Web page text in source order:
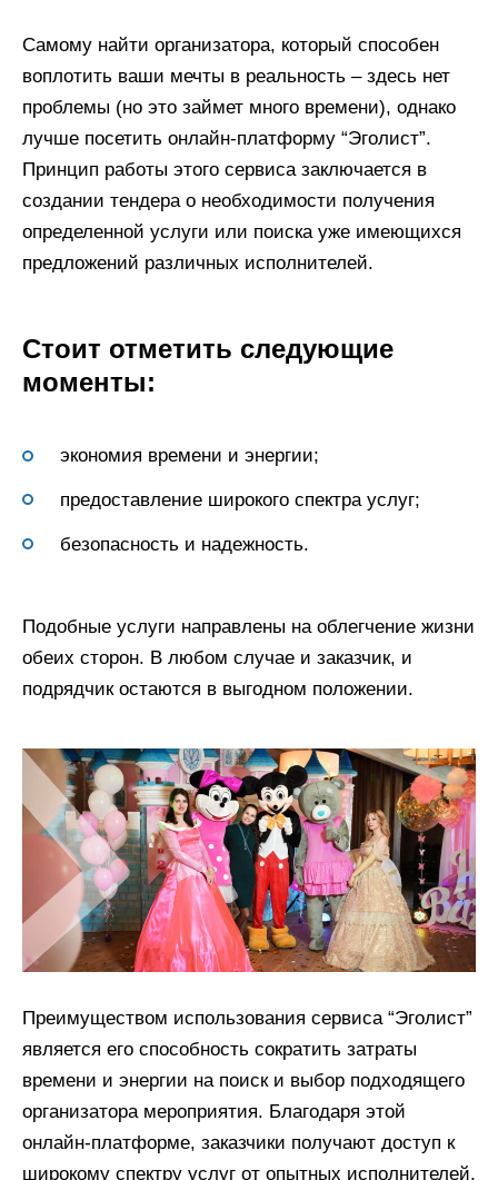
Самому найти организатора, который способен
воплотить ваши мечты в реальность – здесь нет
проблемы (но это займет много времени), однако
лучше посетить онлайн-платформу “Эголист”.
Принцип работы этого сервиса заключается в
создании тендера о необходимости получения
определенной услуги или поиска уже имеющихся
предложений различных исполнителей.
Стоит отметить следующие
моменты:
экономия времени и энергии;
предоставление широкого спектра услуг;
безопасность и надежность.
Подобные услуги направлены на облегчение жизни
обеих сторон. В любом случае и заказчик, и
подрядчик остаются в выгодном положении.
Преимуществом использования сервиса “Эголист”
является его способность сократить затраты
времени и энергии на поиск и выбор подходящего
организатора мероприятия. Благодаря этой
онлайн-платформе, заказчики получают доступ к
широкому спектру услуг от опытных исполнителей,